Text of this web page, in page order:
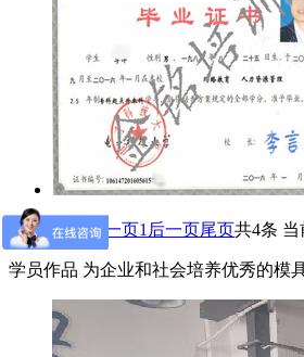
首页前一页1 后一页尾页共4条 当
学员作品 为企业和社会培养优秀的模